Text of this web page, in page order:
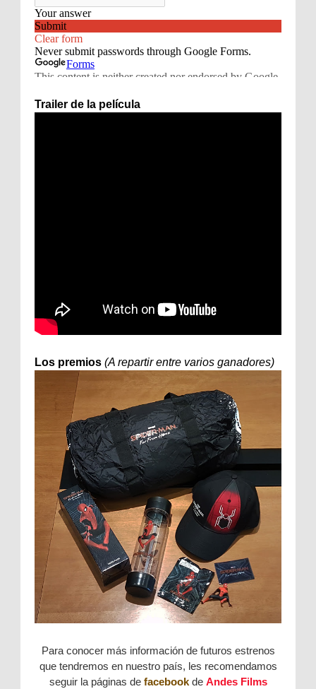
Trailer de la película
Los premios (A repartir entre varios ganadores)
Para conocer más información de futuros estrenos
que tendremos en nuestro país, les recomendamos
seguir la páginas de facebook de Andes Films